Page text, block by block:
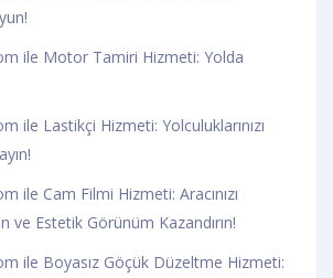
ile Motor Tamiri Hizmeti: Yolda
ile Lastikçi Hizmeti: Yolculuklarınızı
ile Cam Filmi Hizmeti: Aracınızı
ve Estetik Görünüm Kazandırın!
ile Boyasız Göçük Düzeltme Hizmeti: